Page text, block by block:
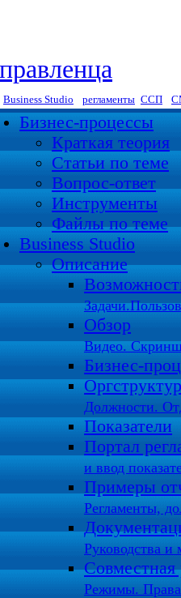
Business Studio регламенты ССП
Бизнес-процессы
Краткая теория
Статьи по теме
Вопрос-ответ
Инструменты
Файлы по теме
Business Studio
Описание
Обзор
Видео.
Бизнес-
Должности.
Показатели
Портал
и ввод
Примеры
Регламенты,
Руководства и
Совместная
Режимы. Права